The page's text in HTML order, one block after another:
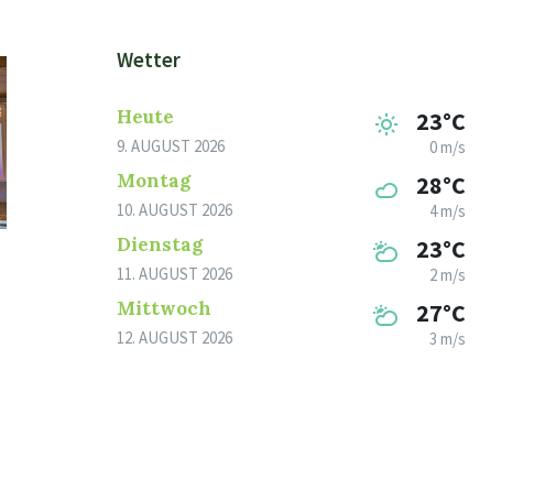
Wetter
Heute
9. AUGUST 2026
23°C
0 m/s
Montag
10. AUGUST 2026
28°C
4 m/s
Dienstag
11. AUGUST 2026
23°C
2 m/s
Mittwoch
12. AUGUST 2026
27°C
3 m/s